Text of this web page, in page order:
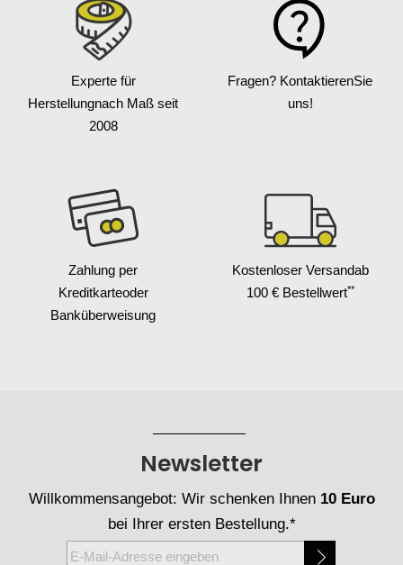
Experte für
Herstellungnach Maß seit
2008
Fragen? KontaktierenSie
uns!
Zahlung per
Kreditkarteoder
Banküberweisung
Kostenloser Versandab
100 € Bestellwert**
Newsletter
Willkommensangebot: Wir schenken Ihnen 10 Euro
bei Ihrer ersten Bestellung.*
Melden